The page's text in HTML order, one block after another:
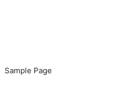
Sample Page